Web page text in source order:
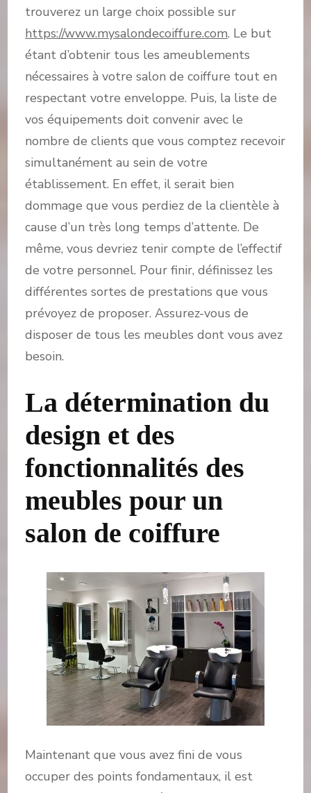
trouverez un large choix possible sur
https://www.mysalondecoiffure.com. Le but
étant d’obtenir tous les ameublements
nécessaires à votre salon de coiffure tout en
respectant votre enveloppe. Puis, la liste de
vos équipements doit convenir avec le
nombre de clients que vous comptez recevoir
simultanément au sein de votre
établissement. En effet, il serait bien
dommage que vous perdiez de la clientèle à
cause d’un très long temps d’attente. De
même, vous devriez tenir compte de l’effectif
de votre personnel. Pour finir, définissez les
différentes sortes de prestations que vous
prévoyez de proposer. Assurez-vous de
disposer de tous les meubles dont vous avez
besoin.
La détermination du
design et des
fonctionnalités des
meubles pour un
salon de coiffure
Maintenant que vous avez fini de vous
occuper des points fondamentaux, il est